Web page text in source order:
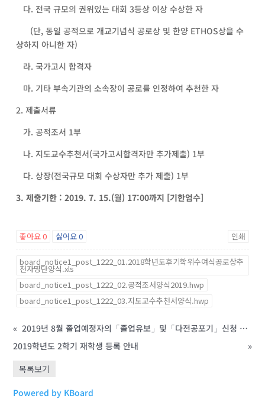
다. 전국 규모의 권위있는 대회 3등상 이상 수상한 자
(단, 동일 공적으로 개교기념식 공로상 및 한양 ETHOS상을 수
상하지 아니한 자)
라. 국가고시 합격자
마. 기타 부속기관의 소속장이 공로를 인정하여 추천한 자
2. 제출서류
가. 공적조서 1부
나. 지도교수추천서(국가고시합격자만 추가제출) 1부
다. 상장(전국규모 대회 수상자만 추가 제출) 1부
3. 제출기한 : 2019. 7. 15.(월) 17:00까지 [기한엄수]
좋아요0 싫어요0 인쇄
board_notice1_post_1222_01.2018학년도후기학위수여식공로상추
천자명단양식.xls
board_notice1_post_1222_02.공적조서양식2019.hwp
board_notice1_post_1222_03.지도교수추천서양식.hwp
«
2019년 8월 졸업예정자의「졸업유보」및「다전공포기」신청 안내
2019학년도 2학기 재학생 등록 안내
»
목록보기
Powered by KBoard